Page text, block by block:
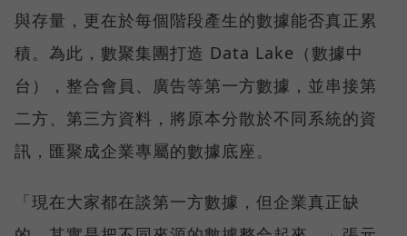
與存量，更在於每個階段產生的數據能否真正累
積。為此，數聚集團打造 Data Lake（數據中
台），整合會員、廣告等第一方數據，並串接第
二方、第三方資料，將原本分散於不同系統的資
訊，匯聚成企業專屬的數據底座。
「現在大家都在談第一方數據，但企業真正缺